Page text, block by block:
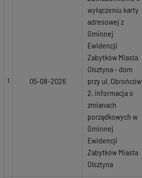
1 05-08-2026
wyłączeniu karty
adresowej z
Gminnej
Ewidencji
Zabytków Miasta
Olsztyna - dom
przy ul. Obrońców
2, informacja o
zmianach
porządkowych w
Gminnej
Ewidencji
Zabytków Miasta
Olsztyna